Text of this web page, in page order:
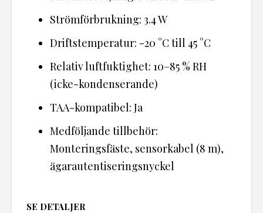
Strömförbrukning: 3.4 W
Driftstemperatur: -20 °C till 45 °C
Relativ luftfuktighet: 10–85 % RH
(icke-kondenserande)
TAA-kompatibel: Ja
Medföljande tillbehör:
Monteringsfäste, sensorkabel (8 m),
ägarautentiseringsnyckel
SE DETALJER